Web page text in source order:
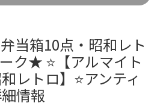
当箱10点・昭和レト
ク★ ⭐️【アルマイト
レトロ】⭐️アンティ
情報